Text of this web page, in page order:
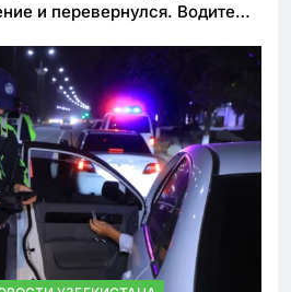
и перевернулся. Водитель